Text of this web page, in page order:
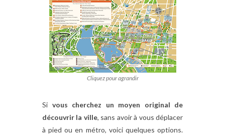
Cliquez pour agrandir
Si vous cherchez un moyen original de
découvrir la ville, sans avoir à vous déplacer
à pied ou en métro, voici quelques options.